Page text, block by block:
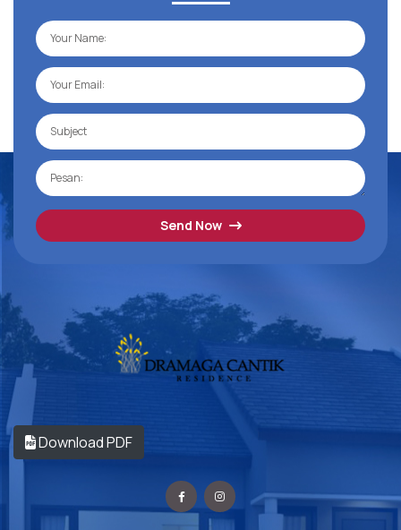
Send Now
Download PDF